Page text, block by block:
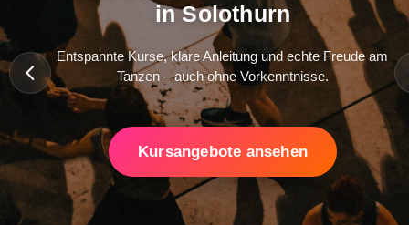
in Solothurn
Entspannte Kurse, klare Anleitung und echte Freude am
Tanzen – auch ohne Vorkenntnisse.
Kursangebote ansehen